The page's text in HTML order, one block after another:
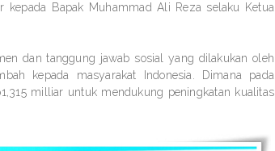
Bapak Muhammad Ali Reza selaku Ketua
dan tanggung jawab sosial yang dilakukan oleh
kepada masyarakat Indonesia. Dimana pada
milliar untuk mendukung peningkatan kualitas